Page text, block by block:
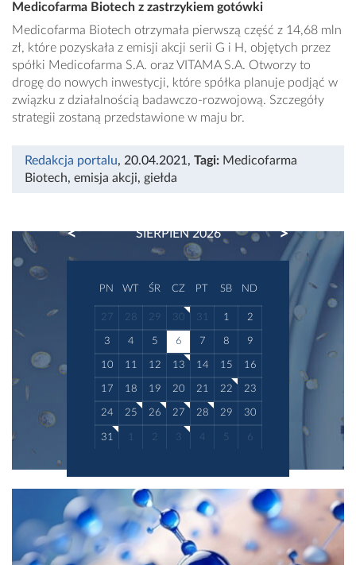
Medicofarma Biotech z zastrzykiem gotówki
Medicofarma Biotech otrzymała pierwszą część z 14,68 mln
zł, które pozyskała z emisji akcji serii G i H, objętych przez
spółki Medicofarma S.A. oraz VITAMA S.A. Otworzy to
drogę do nowych inwestycji, które spółka planuje podjąć w
związku z działalnością badawczo-rozwojową. Szczegóły
strategii zostaną przedstawione w maju br.
Redakcja portalu, 20.04.2021 , Tagi: Medicofarma
Biotech, emisja akcji, giełda
SIERPIEŃ 2026
PREVIOUS NEXT
PN WT ŚR CZ PT SB ND
27 28 29 30 31 1 2
3 4 5 6 7 8 9
10 11 12 13 14 15 16
17 18 19 20 21 22 23
24 25 26 27 28 29 30
31 1 2 3 4 5 6